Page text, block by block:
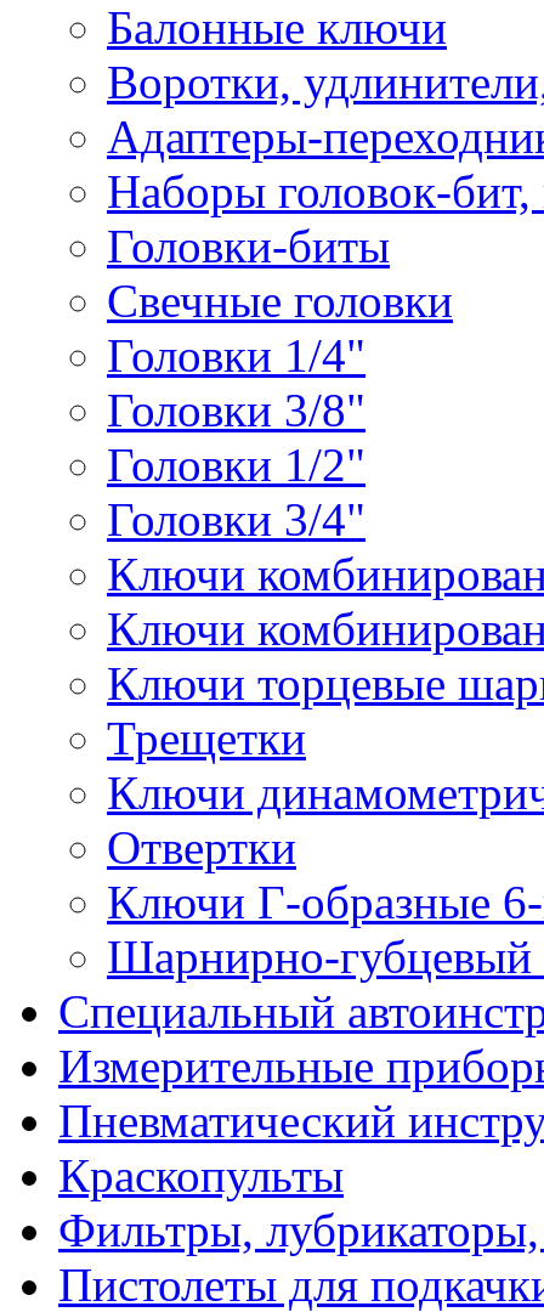
Балонные ключи
Воротки,
Адаптеры-
Наборы головок-бит,
Головки-биты
Свечные головки
Головки 1/4"
Головки 3/8"
Головки 1/2"
Головки 3/4"
Ключи
Ключи
Ключи торцевые
Трещетки
Ключи
Отвертки
Ключи Г-образные
Шарнирно-губцевый
Специальный
Измерительные
Пневматический
Краскопульты
Фильтры,
Пистолеты для